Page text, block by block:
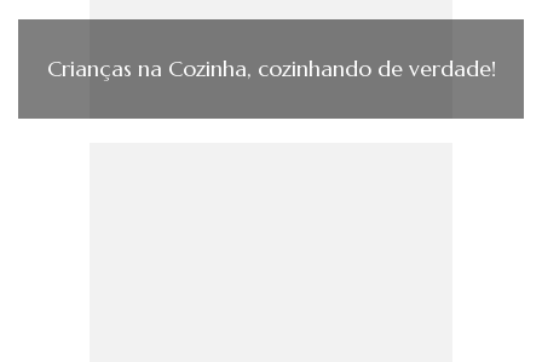
Crianças na Cozinha, cozinhando de verdade!